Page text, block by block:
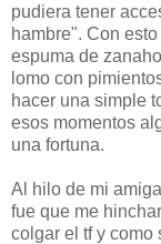
pudiera tener
hambre". Con
espuma de
lomo con
hacer una simple
esos momentos
una fortuna.
Al hilo de mi
fue que me
colgar el tf y como